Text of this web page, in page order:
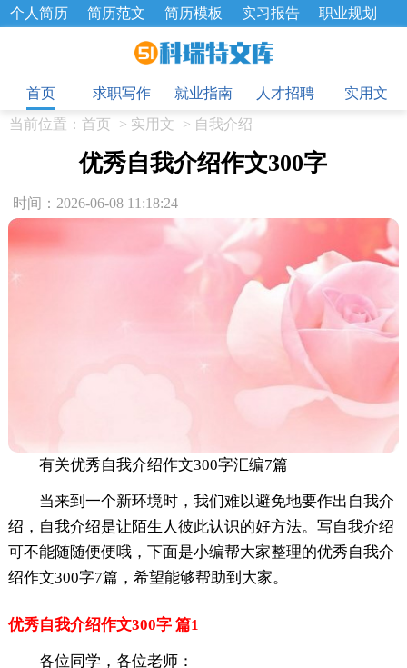
个人简历 简历范文 简历模板 实习报告
职业规划
招聘选拔 绩效考核 企业文化
工作总结
辞职报告
首页
求职写作 就业指南 人才招聘
实用文
当前位置： 首页 > 实用文 > 自我介绍
优秀自我介绍作文300字
时间：2026-06-08 11:18:24
有关优秀自我介绍作文300字汇编7篇
当来到一个新环境时，我们难以避免地要作出自我介
绍，自我介绍是让陌生人彼此认识的好方法。写自我介绍
可不能随随便便哦，下面是小编帮大家整理的优秀自我介
绍作文300字7篇，希望能够帮助到大家。
优秀自我介绍作文300字 篇1
各位同学，各位老师：